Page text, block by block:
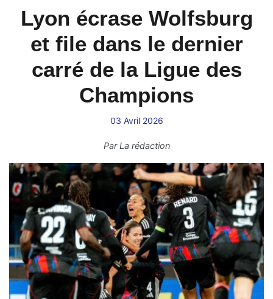
Lyon écrase Wolfsburg
et file dans le dernier
carré de la Ligue des
Champions
03 Avril 2026
ParLa rédaction